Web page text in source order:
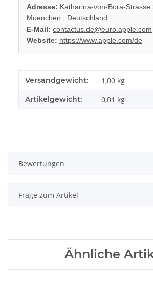
Adresse: Katharina-von-Bora-Strasse
Muenchen , Deutschland
E-Mail: contactus.de@euro.apple.com
Website: https://www.apple.com/de
Produkteigenschaft
Wert
Versandgewicht: 1,00 kg
Artikelgewicht: 0,01 kg
Bewertungen
Frage zum Artikel
Ähnliche